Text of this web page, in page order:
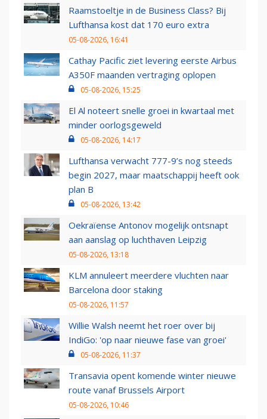
Raamstoeltje in de Business Class? Bij
Lufthansa kost dat 170 euro extra
05-08-2026, 16:41
Cathay Pacific ziet levering eerste Airbus
A350F maanden vertraging oplopen
05-08-2026, 15:25
El Al noteert snelle groei in kwartaal met
minder oorlogsgeweld
05-08-2026, 14:17
Lufthansa verwacht 777-9’s nog steeds
begin 2027, maar maatschappij heeft ook
plan B
05-08-2026, 13:42
Oekraïense Antonov mogelijk ontsnapt
aan aanslag op luchthaven Leipzig
05-08-2026, 13:18
KLM annuleert meerdere vluchten naar
Barcelona door staking
05-08-2026, 11:57
Willie Walsh neemt het roer over bij
IndiGo: 'op naar nieuwe fase van groei'
05-08-2026, 11:37
Transavia opent komende winter nieuwe
route vanaf Brussels Airport
05-08-2026, 10:46